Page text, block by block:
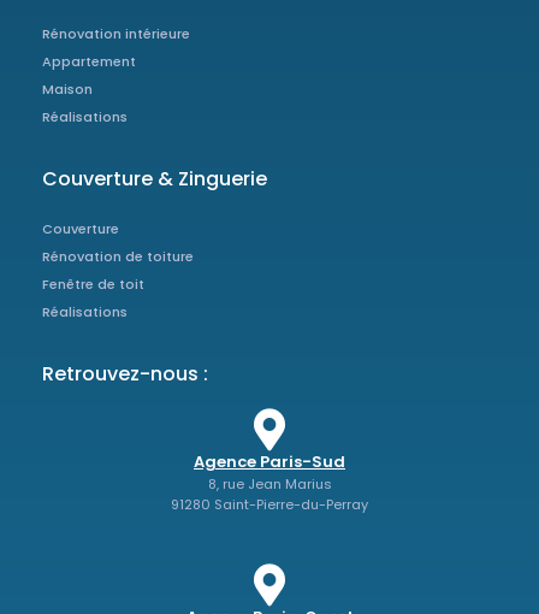
Rénovation intérieure
Appartement
Maison
Réalisations
Couverture & Zinguerie
Couverture
Rénovation de toiture
Fenêtre de toit
Réalisations
Retrouvez-nous :
Agence Paris-Sud
8, rue Jean Marius
91280 Saint-Pierre-du-Perray